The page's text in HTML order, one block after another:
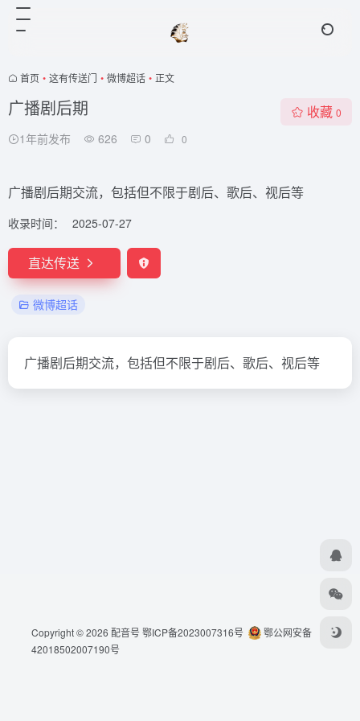
首页 • 这有传送门 • 微博超话 • 正文
广播剧后期
1年前发布 626 0 0
收藏 0
广播剧后期交流，包括但不限于剧后、歌后、视后等
收录时间： 2025-07-27
直达传送
微博超话
广播剧后期交流，包括但不限于剧后、歌后、视后等
Copyright © 2026 配音号鄂ICP备2023007316号
鄂公网安备
42018502007190号